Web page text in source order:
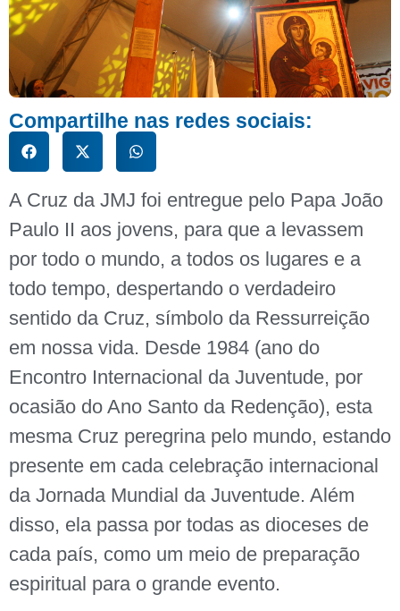
Compartilhe nas redes sociais:
A Cruz da JMJ foi entregue pelo Papa João
Paulo II aos jovens, para que a levassem
por todo o mundo, a todos os lugares e a
todo tempo, despertando o verdadeiro
sentido da Cruz, símbolo da Ressurreição
em nossa vida. Desde 1984 (ano do
Encontro Internacional da Juventude, por
ocasião do Ano Santo da Redenção), esta
mesma Cruz peregrina pelo mundo, estando
presente em cada celebração internacional
da Jornada Mundial da Juventude. Além
disso, ela passa por todas as dioceses de
cada país, como um meio de preparação
espiritual para o grande evento.